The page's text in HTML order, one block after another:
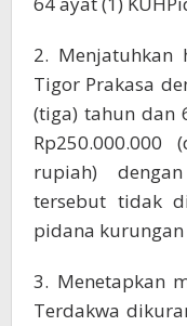
2. Menjatuhkan
Tigor Prakasa
(tiga) tahun dan
rupiah)
tersebut tidak
pidana kurungan
3. Menetapkan
Terdakwa